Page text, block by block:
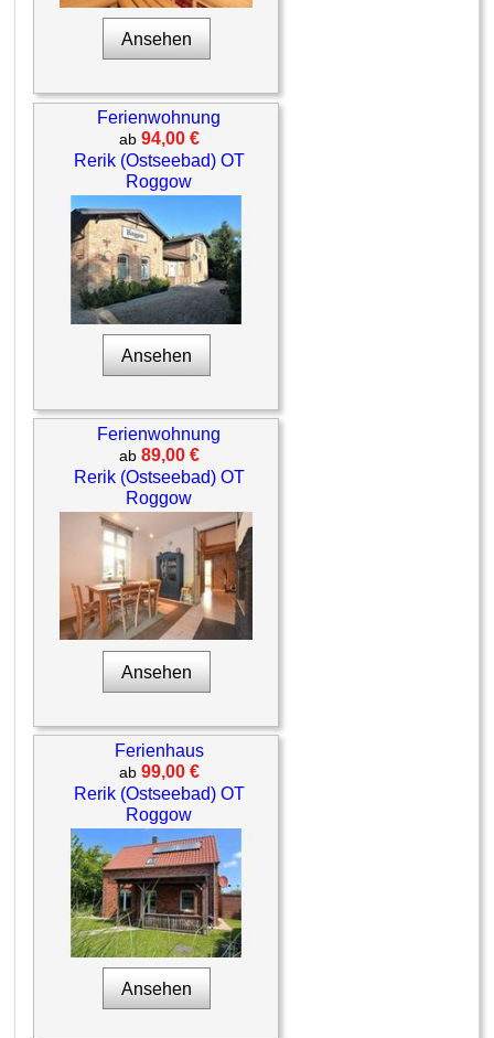
Ansehen
Ferienwohnung
ab 94,00 €
Rerik (Ostseebad) OT
Roggow
Ansehen
Ferienwohnung
ab 89,00 €
Rerik (Ostseebad) OT
Roggow
Ansehen
Ferienhaus
ab 99,00 €
Rerik (Ostseebad) OT
Roggow
Ansehen